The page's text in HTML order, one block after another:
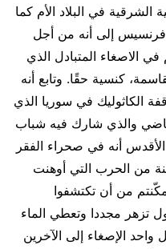
الشرقية في البلاد الأم كما
فرنسيس إلى أنه من أجل
في الاصغاء المتبادل الذي
كنسية حقًا. وتابع أنه
الكاثوليك في سوريا الذي
والذي شارك فيه شباب
أنه في صحراء الفقر
من الحرب التي أوهنت
من أن تكتشفوا
تزهر مجددا وتعطي الماء
الإصغاء إلى الآخرين